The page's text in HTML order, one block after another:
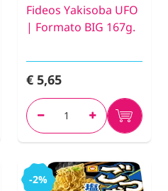
Fideos Yakisoba UFO
| Formato BIG 167g.
€ 5,65
-2%